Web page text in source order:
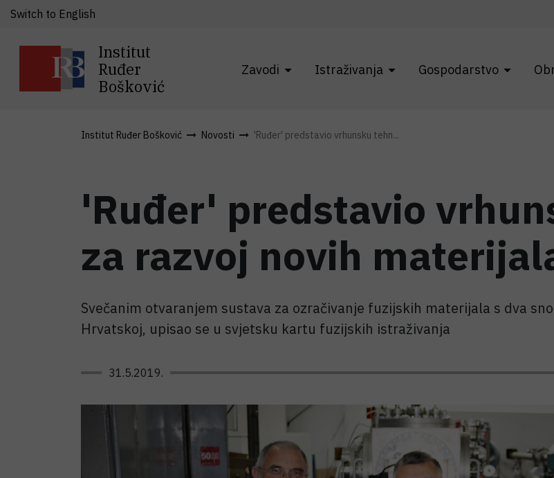
Institut
Ruđer
Bošković
Zavodi Istraživanja Gospodarstvo
Switch to English
Institut Ruđer Bošković Novosti 'Ruđer' predstavio vrhunsku tehn...
'Ruđer' predstavio
za razvoj novih
Svečanim otvaranjem sustava za ozračivanje fuzijskih materijala s dva
Hrvatskoj, upisao se u svjetsku kartu fuzijskih istraživanja
31.5.2019.